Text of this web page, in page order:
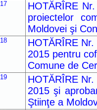
17
HOTĂRÎRE
proiectelor
Moldovei şi
18
HOTĂRÎRE
2015 pentru
Comune de
19
HOTĂRÎRE
2015 şi
Ştiinţe a